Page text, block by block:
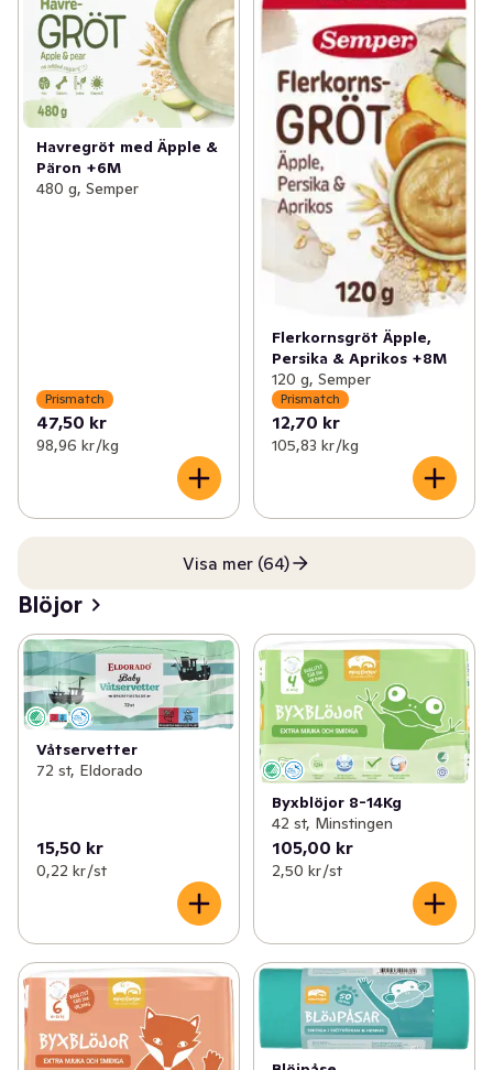
Havregröt med Äpple &
Päron +6M
480 g, Semper
Prismatch
47,50 kr
98,96 kr /kg
Flerkornsgröt Äpple,
Persika & Aprikos +8M
120 g, Semper
Prismatch
12,70 kr
105,83 kr /kg
Visa mer (64)
Blöjor
Våtservetter
72 st, Eldorado
15,50 kr
0,22 kr /st
Byxblöjor 8-14Kg
42 st, Minstingen
105,00 kr
2,50 kr /st